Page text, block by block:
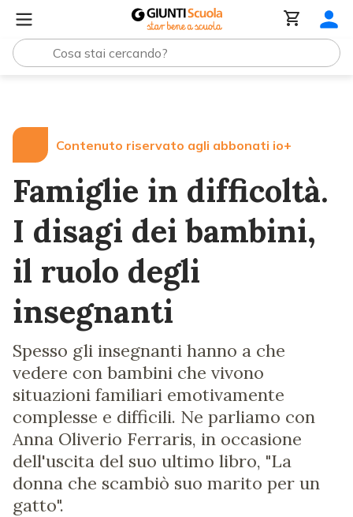
Contenuto riservato agli abbonati io+
Famiglie in difficoltà.
I disagi dei bambini,
il ruolo degli
insegnanti
Spesso gli insegnanti hanno a che
vedere con bambini che vivono
situazioni familiari emotivamente
complesse e difficili. Ne parliamo con
Anna Oliverio Ferraris, in occasione
dell'uscita del suo ultimo libro, "La
donna che scambiò suo marito per un
gatto".